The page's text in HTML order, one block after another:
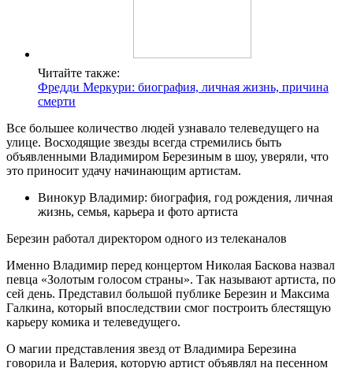
Читайте также:
Фредди Меркури: биография, личная жизнь, причина
смерти
Все большее количество людей узнавало телеведущего на
улице. Восходящие звезды всегда стремились быть
объявленными Владимиром Березиным в шоу, уверяли, что
это приносит удачу начинающим артистам.
Винокур Владимир: биография, год рождения, личная
жизнь, семья, карьера и фото артиста
Березин работал директором одного из телеканалов
Именно Владимир перед концертом Николая Баскова назвал
певца «Золотым голосом страны». Так называют артиста, по
сей день. Представил большой публике Березин и Максима
Галкина, который впоследствии смог построить блестящую
карьеру комика и телеведущего.
О магии представления звезд от Владимира Березина
говорила и Валерия, которую артист объявлял на песенном